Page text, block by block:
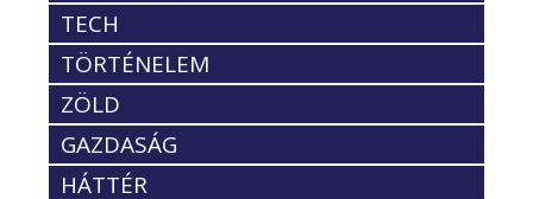
TECH
TÖRTÉNELEM
ZÖLD
GAZDASÁG
HÁTTÉR